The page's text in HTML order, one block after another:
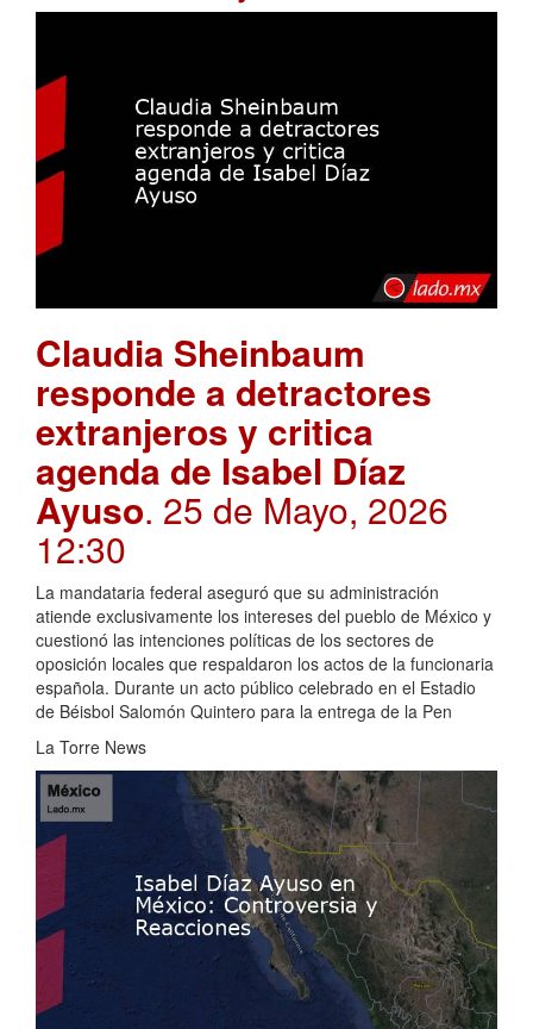
Claudia Sheinbaum
responde a detractores
extranjeros y critica
agenda de Isabel Díaz
Ayuso. 25 de Mayo, 2026
12:30
La mandataria federal aseguró que su administración
atiende exclusivamente los intereses del pueblo de México y
cuestionó las intenciones políticas de los sectores de
oposición locales que respaldaron los actos de la funcionaria
española. Durante un acto público celebrado en el Estadio
de Béisbol Salomón Quintero para la entrega de la Pen
La Torre News